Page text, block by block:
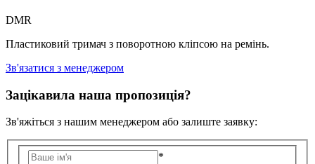
DMR
Пластиковий тримач з поворотною кліпсою на ремінь.
Зв'язатися з менеджером
Зацікавила наша пропозиція?
Зв'яжіться з нашим менеджером або залиште заявку:
*